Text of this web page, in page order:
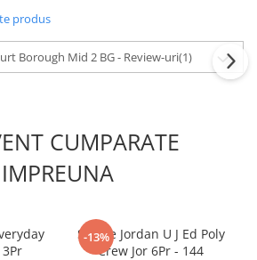
produs
Borough Mid 2 BG - Review-uri(1)
CUMPARATE
IMPREUNA
-13%
Sosete Jordan U J Ed Poly
Crew Jor 6Pr - 144